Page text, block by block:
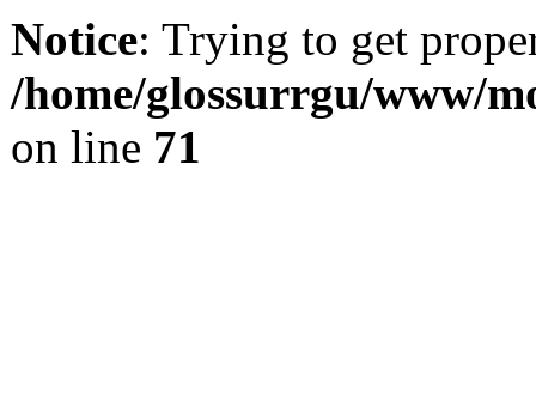
Notice: Trying to get
/home/glossurrgu/www/
on line 71